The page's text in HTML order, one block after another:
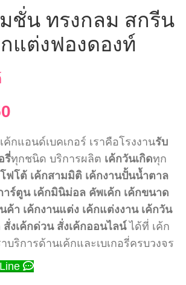
ชั่น ทรงกลม สกรีน
แต่งฟองดองท์
ค้กแอนด์เบคเกอร์ เราคือโรงงานรับ
รี่ทุกชนิด บริการผลิต เค้กวันเกิดทุก
ฟโต้ เค้กสามมิติ เค้กงานปั้นน้ำตาล
าร์ตูน เค้กมินิม่อล คัพเค้ก เค้กขนาด
ค้า เค้กงานแต่ง เค้กแต่งงาน เค้กวัน
สั่งเค้กด่วน สั่งเค้กออนไลน์ได้ที่ เค้ก
บริการด้านเค้กและเบเกอรี่ครบวงจร